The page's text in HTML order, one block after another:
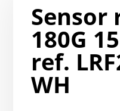
Sensor
180G
ref.
WH